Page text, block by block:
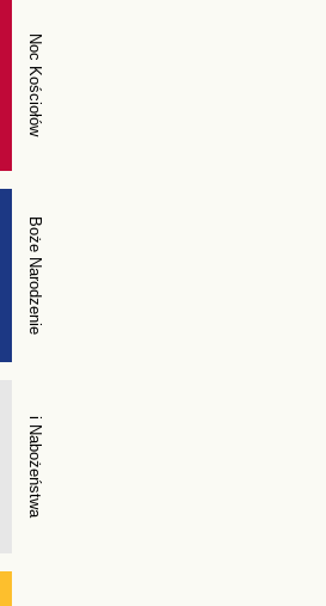
Noc Kościołów
Boże Narodzenie
i Nabożeństwa